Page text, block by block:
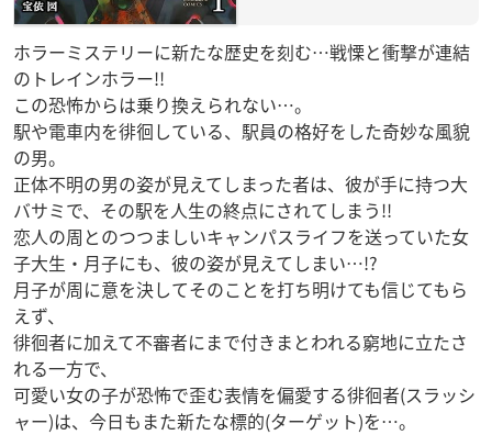
ホラーミステリーに新たな歴史を刻む…戦慄と衝撃が連結
のトレインホラー!!
この恐怖からは乗り換えられない…。
駅や電車内を徘徊している、駅員の格好をした奇妙な風貌
の男。
正体不明の男の姿が見えてしまった者は、彼が手に持つ大
バサミで、その駅を人生の終点にされてしまう!!
恋人の周とのつつましいキャンパスライフを送っていた女
子大生・月子にも、彼の姿が見えてしまい…!?
月子が周に意を決してそのことを打ち明けても信じてもら
えず、
徘徊者に加えて不審者にまで付きまとわれる窮地に立たさ
れる一方で、
可愛い女の子が恐怖で歪む表情を偏愛する徘徊者(スラッシ
ャー)は、今日もまた新たな標的(ターゲット)を…。